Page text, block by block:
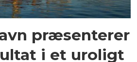
præsenterer
i et uroligt